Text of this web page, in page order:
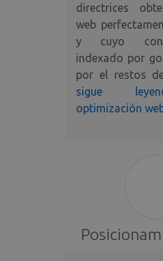
directrices
web
y cuyo
indexado por
por el restos
sigue
optimización